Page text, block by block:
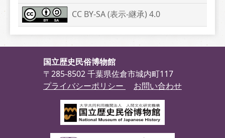
CC BY-SA (表示-継承) 4.0
国立歴史民俗博物館
〒285-8502 千葉県佐倉市城内町117
プライバシーポリシー
お問い合わせ